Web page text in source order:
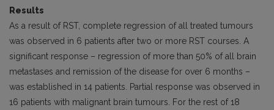
Results
As a result of RST, complete regression of all treated tumours
was observed in 6 patients after two or more RST courses. A
significant response – regression of more than 50% of all brain
metastases and remission of the disease for over 6 months –
was established in 14 patients. Partial response was observed in
16 patients with malignant brain tumours. For the rest of 18